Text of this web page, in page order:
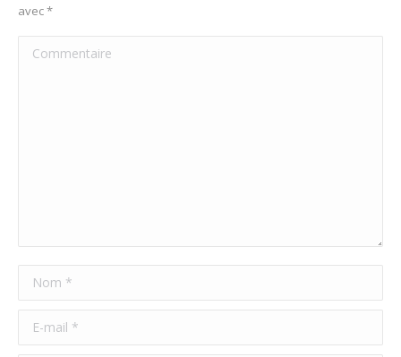
avec*
Commentaire
Nom *
E-mail *